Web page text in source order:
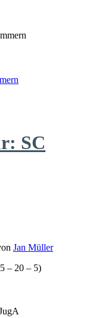
SC
Jan Müller
– 20 – 5)